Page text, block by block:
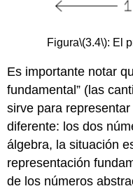
Figura\(3.4\): El
Es importante notar
fundamental” (las
sirve para
diferente: los dos
álgebra, la situación
representación
de los números